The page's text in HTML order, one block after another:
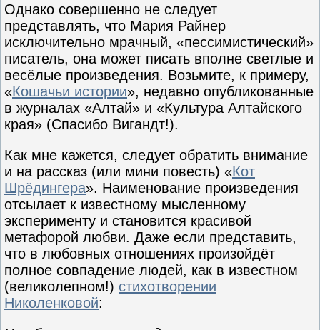
Однако совершенно не следует
представлять, что Мария Райнер
исключительно мрачный, «пессимистический»
писатель, она может писать вполне светлые и
весёлые произведения. Возьмите, к примеру,
«Кошачьи истории», недавно опубликованные
в журналах «Алтай» и «Культура Алтайского
края» (Спасибо Вигандт!).
Как мне кажется, следует обратить внимание
и на рассказ (или мини повесть) «Кот
Шрёдингера». Наименование произведения
отсылает к известному мысленному
эксперименту и становится красивой
метафорой любви. Даже если представить,
что в любовных отношениях произойдёт
полное совпадение людей, как в известном
(великолепном!) стихотворении
Николенковой: